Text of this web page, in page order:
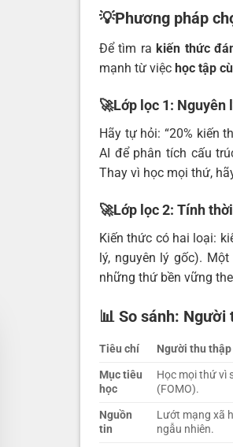
💡Phương pháp
Để tìm ra kiến thức
mạnh từ việc học tập
🚀Lớp lọc 1:
Hãy tự hỏi: “20% kiến
AI để phân tích cấu
Thay vì học mọi thứ,
🚀Lớp lọc 2: Tính
Kiến thức có hai loại:
lý, nguyên lý gốc). Một
những thứ bền vững
📊 So sánh:
Tiêu chí Người thu thập
Mục tiêu
học
Học mọi thứ vì
(FOMO).
Nguồn
tin
Lướt mạng xã
ngẫu nhiên.